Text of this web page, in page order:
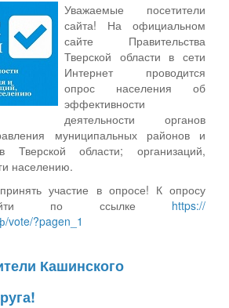
Уважаемые посетители
сайта! На официальном
сайте Правительства
Тверской области в сети
Интернет проводится
опрос населения об
эффективности
деятельности органов
муниципальных районов и
Тверской области; организаций,
населению.
участие в опросе! К опросу
по ссылке https://
vote/?pagen_1
Кашинского